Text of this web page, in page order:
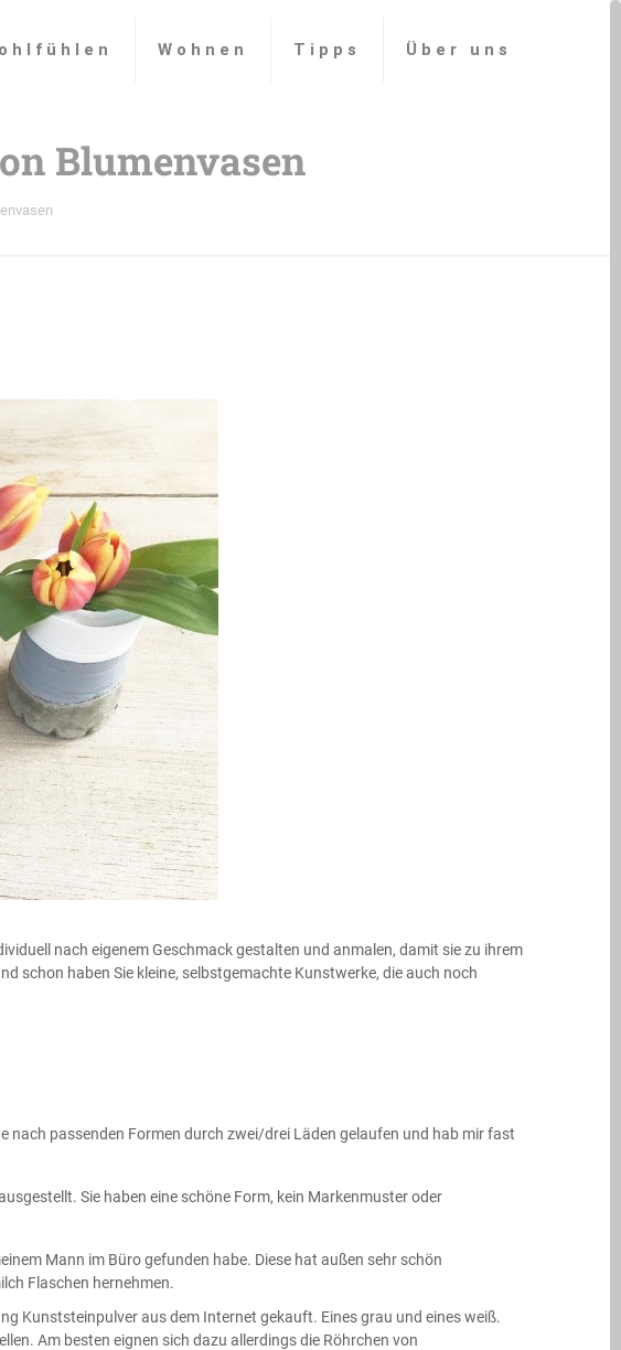
Wohnen Tipps Über uns
Blumenvasen
nach eigenem Geschmack gestalten und anmalen, damit sie zu ihrem
schon haben Sie kleine, selbstgemachte Kunstwerke, die auch noch
nach passenden Formen durch zwei/drei Läden gelaufen und hab mir fast
Sie haben eine schöne Form, kein Markenmuster oder
Mann im Büro gefunden habe. Diese hat außen sehr schön
Flaschen hernehmen.
Kunststeinpulver aus dem Internet gekauft. Eines grau und eines weiß.
Am besten eignen sich dazu allerdings die Röhrchen von